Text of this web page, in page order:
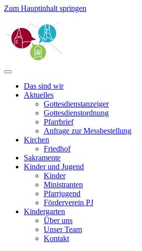
Zum Hauptinhalt springen
Das sind wir
Aktuelles
Gottesdienstanzeiger
Gottesdienstordnung
Pfarrbrief
Anfrage zur Messbestellung
Kirchen
Friedhof
Sakramente
Kinder und Jugend
Kinder
Ministranten
Pfarrjugend
Förderverein PJ
Kindergarten
Über uns
Unser Team
Kontakt